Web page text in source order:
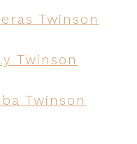
Twinson
Twinson
Twinson